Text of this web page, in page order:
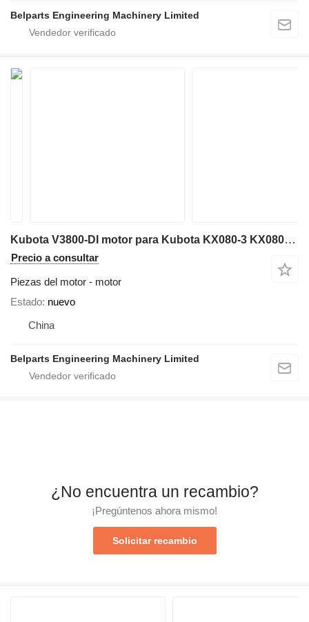
Belparts Engineering Machinery Limited
Kubota V3800-DI motor para Kubota KX080-3 KX080-4 KX080-3S miniexcavadora
Precio a consultar
Piezas del motor - motor
Estado nuevo
China
Belparts Engineering Machinery Limited
¿No encuentra un recambio?
¡Pregúntenos ahora mismo!
Solicitar recambio